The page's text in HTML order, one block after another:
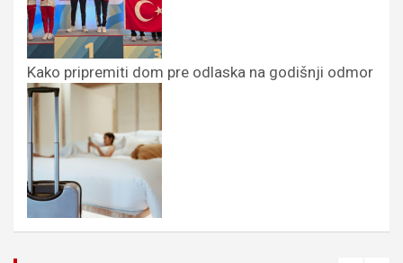
Kako pripremiti dom pre odlaska na godišnji odmor